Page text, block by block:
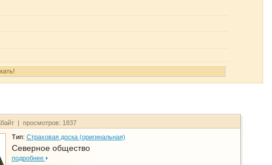
| просмотров: 1837
Тип: Страховая доска (оригинальная)
Северное общество
подробнее